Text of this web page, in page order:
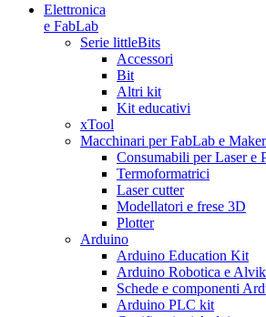
Elettronica
e FabLab
Serie littleBits
Accessori
Bit
Altri kit
Kit educativi
xTool
Macchinari per FabLab e
Consumabili per Laser e
Termoformatrici
Laser cutter
Modellatori e frese 3D
Plotter
Arduino
Arduino Education Kit
Arduino Robotica e Alvik
Schede e componenti
Arduino PLC kit